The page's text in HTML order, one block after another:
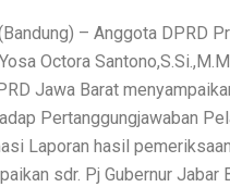
– Anggota DPRD
Octora
Jawa Barat
Pertanggungjawaban
Laporan hasil
sdr. Pj Gubernur